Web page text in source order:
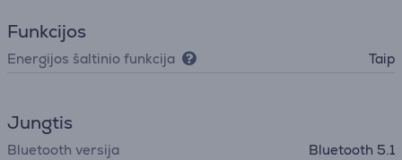
Funkcijos
Energijos šaltinio funkcija Taip
Jungtis
Bluetooth versija Bluetooth 5.1